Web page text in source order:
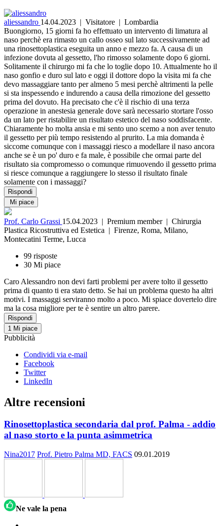
aliessandro 14.04.2023 | Visitatore | Lombardia
Buongiorno, 15 giorni fa ho effettuato un intervento di limatura al
naso perchè era rimasto un callo osseo sul lato successivamente ad
una rinosettoplastica eseguita un anno e mezzo fa. A causa di un
infezione dovuta al gessetto, l'ho rimosso solamente dopo 6 giorni.
Solitamente il chirurgo mi fa che lo toglie dopo 10. Attualmente ho il
naso gonfio e duro sul lato e oggi il dottore dopo la visita mi fa che
devo massaggiare tanto per almeno 5 mesi perchè altrimenti la pelle
si sta inspessendo e indurendo a causa della rimozione del gessetto
prima del dovuto. Ha precisato che c'è il rischio di una terza
operazione in anestesia generale dove sarà necessario stortare l'osso
da un lato per ristabilire un risultato estetico del naso soddisfacente.
Chiaramente ho molta ansia e mi sento uno scemo a non aver tenuto
il gessetto per più tempo resistendo al prurito. La mia domanda è
siccome comunque con i massaggi riesco a modellare il naso ancora
anche se è un po' duro e fa male, è possibile che ormai parte del
risultato sia compromesso o comunque rimuovendo il gessetto prima
si riesce comunque a raggiungere lo stesso il risultato finale
solamente con i massaggi?
Rispondi
Mi piace
Prof. Carlo Grassi 15.04.2023 | Premium member | Chirurgia
Plastica Ricostruttiva ed Estetica | Firenze, Roma, Milano,
Montecatini Terme, Lucca
99 risposte
30 Mi piace
Caro Alessandro non devi farti problemi per avere tolto il gessetto
prima di quanto ti era stato detto. Se hai un problema questo ha altri
motivi. I massaggi serviranno molto a poco. Mi spiace dovertelo dire
ma la cosa migliore per te è sentire un altro parere.
Rispondi
1 Mi piace
Pubblicità
Condividi via e-mail
Facebook
Twitter
LinkedIn
Altre recensioni
Rinosettoplastica secondaria dal prof. Palma - addio
al naso storto e la punta asimmetrica
Nina2017 Prof. Pietro Palma MD, FACS 09.01.2019
Ne vale la pena